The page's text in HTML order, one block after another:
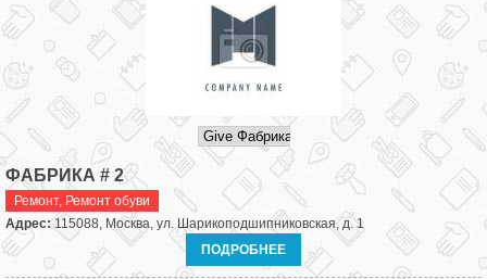
ФАБРИКА # 2
Ремонт, Ремонт обуви
Адрес:115088, Москва, ул. Шарикоподшипниковская, д. 1
ПОДРОБНЕЕ